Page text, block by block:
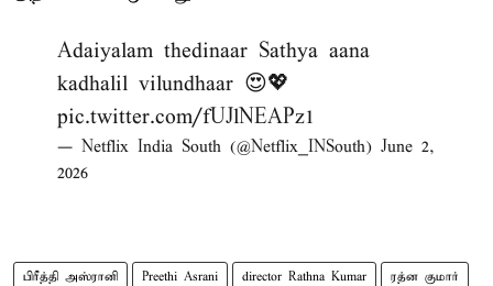
Adaiyalam thedinaar Sathya aana
kadhalil vilundhaar 😍💖
pic.twitter.com/fUJlNEAPz1
— Netflix India South (@Netflix_INSouth) June 2,
2026
பிரீத்தி அஸ்ரானி Preethi Asrani director Rathna Kumar ரத்ன குமார்